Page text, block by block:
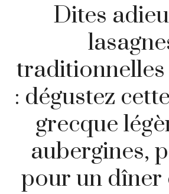
Dites
: dégustez
grecque
aubergines,
pour un dîner